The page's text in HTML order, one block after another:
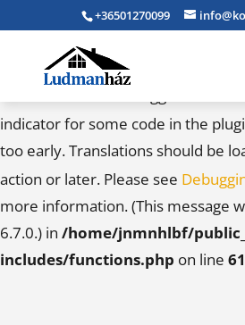
incorrectly. Translation
indicator for some code in the
too early. Translations should be
action or later. Please see
more information. (This message
6.7.0.) in /home/jnmnhlbf/
includes/functions.php on line
+36501270099